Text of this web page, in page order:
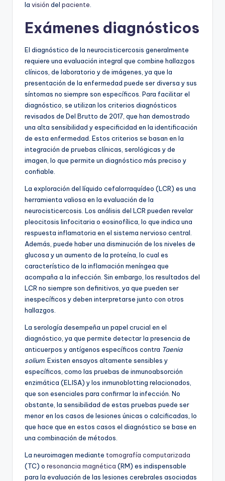
la visión del paciente
Exámenes diagnósticos
El diagnóstico de la neurocisticercosis generalmente
requiere una evaluación integral que combine hallazgos
clínicos, de laboratorio y de imágenes, ya que la
presentación de la enfermedad puede ser diversa y sus
síntomas no siempre son específicos. Para facilitar el
diagnóstico, se utilizan los criterios diagnósticos
revisados de Del Brutto de 2017, que han demostrado
una alta sensibilidad y especificidad en la identificación
de esta enfermedad. Estos criterios se basan en la
integración de pruebas clínicas, serológicas y de
imagen, lo que permite un diagnóstico más preciso y
confiable.
La exploración del líquido cefalorraquídeo (LCR) es una
herramienta valiosa en la evaluación de la
neurocisticercosis. Los análisis del LCR pueden revelar
pleocitosis linfocitaria o eosinofílica, lo que indica una
respuesta inflamatoria en el sistema nervioso central.
Además, puede haber una disminución de los niveles de
glucosa y un aumento de la proteína, lo cual es
característico de la inflamación meníngea que
acompaña a la infección. Sin embargo, los resultados del
LCR no siempre son definitivos, ya que pueden ser
inespecíficos y deben interpretarse junto con otros
hallazgos.
La serología desempeña un papel crucial en el
diagnóstico, ya que permite detectar la presencia de
anticuerpos y antígenos específicos contra Taenia
solium. Existen ensayos altamente sensibles y
específicos, como las pruebas de inmunoabsorción
enzimática (ELISA) y los inmunoblotting relacionados,
que son esenciales para confirmar la infección. No
obstante, la sensibilidad de estas pruebas puede ser
menor en los casos de lesiones únicas o calcificadas, lo
que hace que en estos casos el diagnóstico se base en
una combinación de métodos.
La neuroimagen mediante tomografía computarizada
(TC) o resonancia magnética (RM) es indispensable
para la evaluación de las lesiones cerebrales asociadas